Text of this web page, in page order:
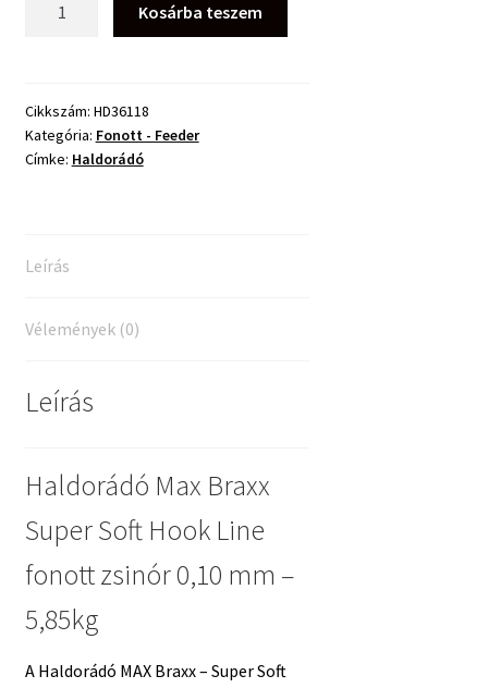
Soft
Hook
Line
mm
5,85kg
Kosárba teszem
Cikkszám: HD36118
Kategória: Fonott - Feeder
Címke: Haldorádó
Leírás
Vélemények (0)
Leírás
Haldorádó Max Braxx
Super Soft Hook Line
fonott zsinór 0,10 mm –
5,85kg
A Haldorádó MAX Braxx – Super Soft